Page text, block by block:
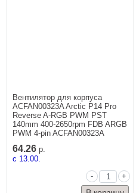
Вентилятор для корпуса
ACFAN00323A Arctic P14 Pro
Reverse A-RGB PWM PST
140mm 400-2650rpm FDB ARGB
PWM 4-pin ACFAN00323A
64.26 р.
c 13.00.
-
+